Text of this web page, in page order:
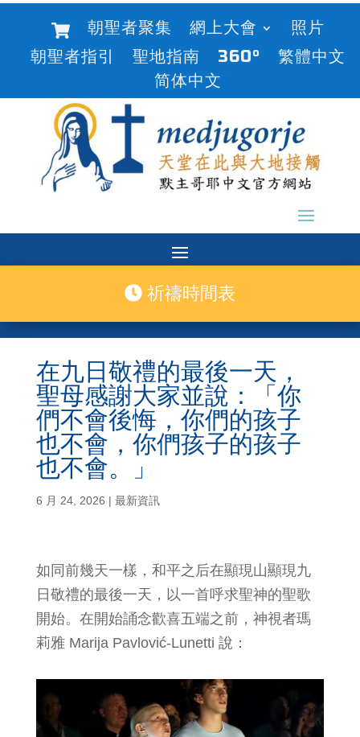
朝聖者聚集 網上大會
照片
朝聖者指引
聖地指南 360°
繁體中文
简体中文
祈禱時間表
在九日敬禮的最後一天，
聖母感謝大家並說：「你
們不會後悔，你們的孩子
也不會，你們孩子的孩子
也不會。」
6 月 24, 2026 | 最新資訊
如同前幾天一樣，和平之后在顯現山顯現九
日敬禮的最後一天，以一首呼求聖神的聖歌
開始。在開始誦念歡喜五端之前，神視者瑪
莉雅 Marija Pavlović-Lunetti 說：